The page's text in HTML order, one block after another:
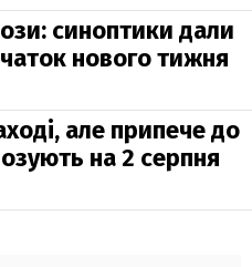
синоптики дали
нового тижня
але припече до
на 2 серпня